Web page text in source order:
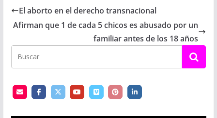
El aborto en el derecho transnacional
Afirman que 1 de cada 5 chicos es abusado por un
familiar antes de los 18 años